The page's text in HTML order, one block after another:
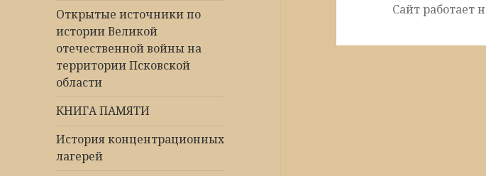
Открытые источники по
истории Великой
отечественной войны на
территории Псковской
области
КНИГА ПАМЯТИ
История концентрационных
лагерей
Сайт работает